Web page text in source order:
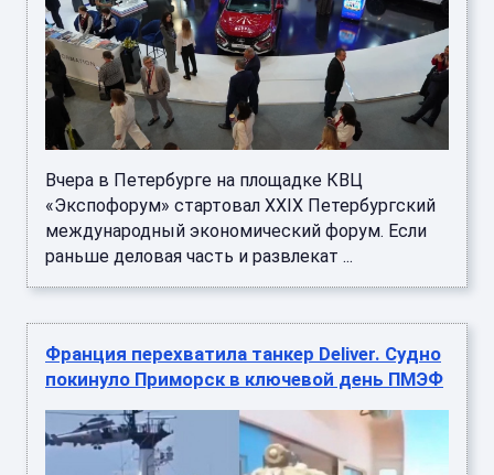
Вчера в Петербурге на площадке КВЦ
«Экспофорум» стартовал XXIX Петербургский
международный экономический форум. Если
раньше деловая часть и развлекат ...
Франция перехватила танкер Deliver. Судно
покинуло Приморск в ключевой день ПМЭФ